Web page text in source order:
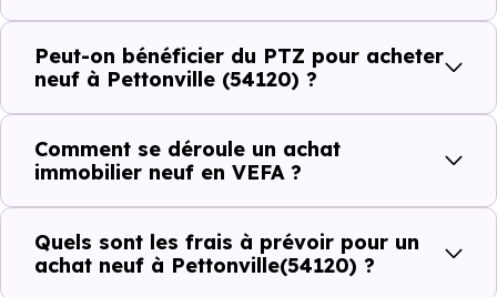
Combien coûte un logement à Pettonville
(54120) ?
C'est souvent la première question. Voici les repères de
prix à connaître pour un achat immobilier à Pettonville
(54120) :
Peut-on bénéficier du PTZ pour acheter
neuf à Pettonville (54120) ?
Comment se déroule un achat
immobilier neuf en VEFA ?
Quels sont les frais à prévoir pour un
achat neuf à Pettonville(54120) ?